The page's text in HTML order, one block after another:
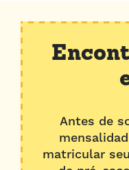
Renda Bruta
40,000
Antes de
matricular